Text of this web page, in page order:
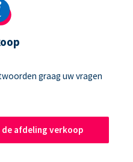
graag uw vragen
afdeling verkoop